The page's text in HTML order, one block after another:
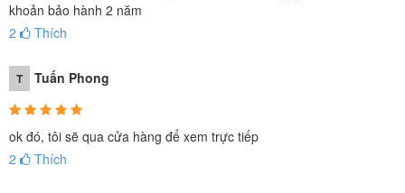
khoản bảo hành 2 năm
2
Thích
T Tuấn Phong
ok đó, tôi sẽ qua cửa hàng để xem trực tiếp
2
Thích